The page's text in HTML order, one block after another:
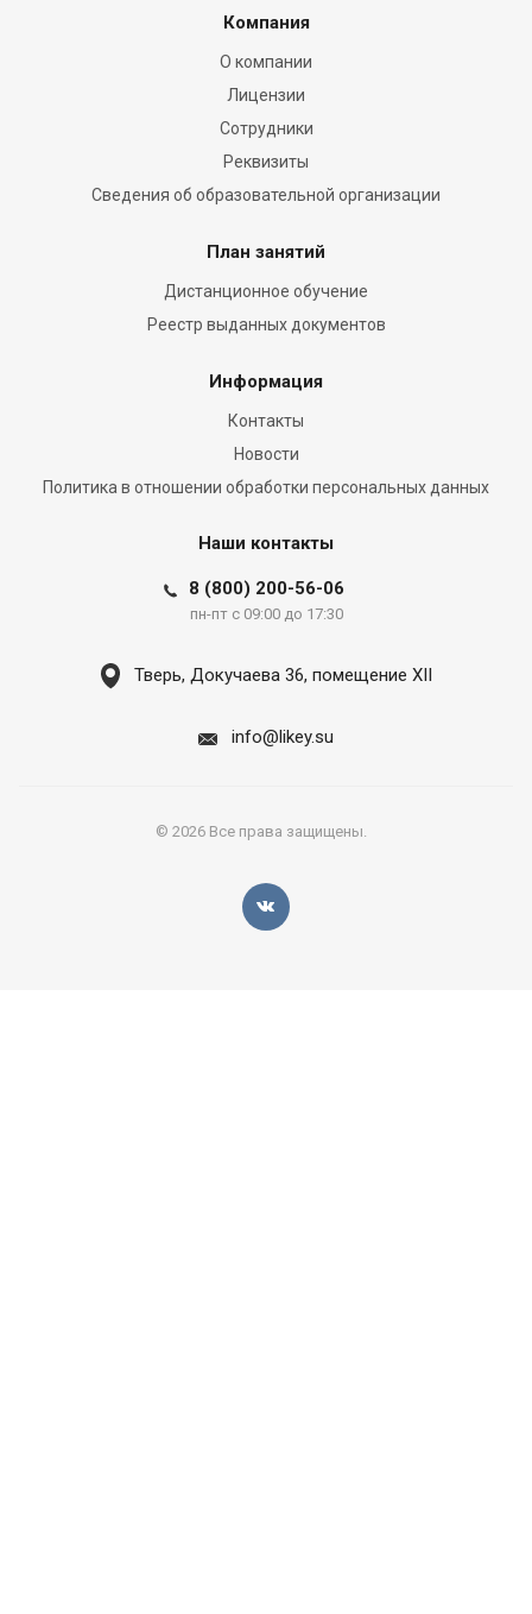
Компания
О компании
Лицензии
Сотрудники
Реквизиты
Сведения об образовательной организации
План занятий
Дистанционное обучение
Реестр выданных документов
Информация
Контакты
Новости
Политика в отношении обработки персональных данных
Наши контакты
8 (800) 200-56-06
пн-пт с 09:00 до 17:30
Тверь, Докучаева 36, помещение XII
info@likey.su
© 2026 Все права защищены.